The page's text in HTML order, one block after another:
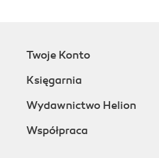
Twoje Konto
Księgarnia
Wydawnictwo Helion
Współpraca